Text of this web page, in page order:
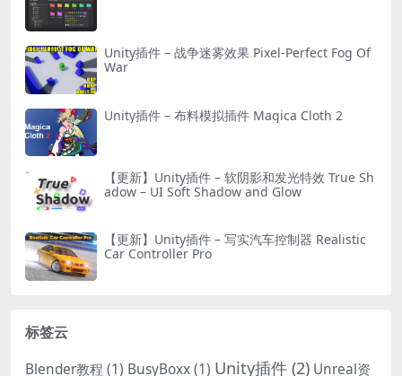
Unity插件 – 战争迷雾效果 Pixel-Perfect Fog Of
War
Unity插件 – 布料模拟插件 Magica Cloth 2
【更新】Unity插件 – 软阴影和发光特效 True Sh
adow – UI Soft Shadow and Glow
【更新】Unity插件 – 写实汽车控制器 Realistic
Car Controller Pro
标签云
Blender教程 (1) BusyBoxx(1) Unity插件 (2) Unreal资